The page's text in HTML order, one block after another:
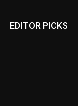
EDITOR PICKS